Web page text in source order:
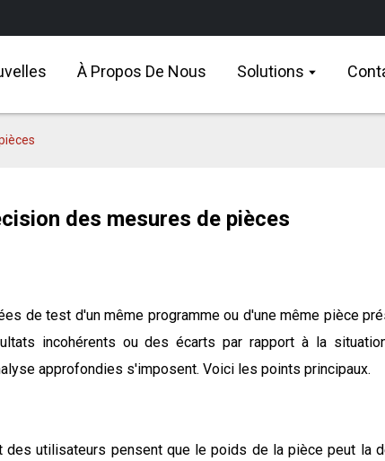
À Propos De Nous Solutions
des mesures de pièces
de test d'un même programme ou d'une même pièce
incohérents ou des écarts par rapport à la
approfondies s'imposent. Voici les points principaux.
des utilisateurs pensent que le poids de la pièce peut la